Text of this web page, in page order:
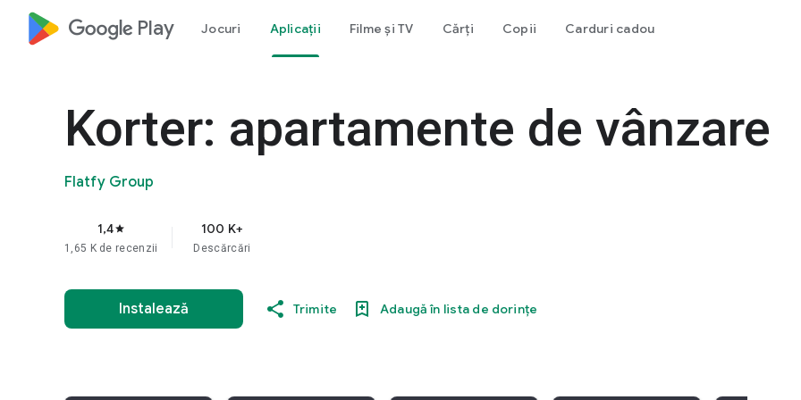
google_logo Play Jocuri Aplicații Filme și TV Cărți Copii Carduri cadou
Korter: apartamente de vânzare
Flatfy Group
1,4star
1,65 K de recenzii
100 K+
Descărcări
Instalează Trimite Adaugă în lista de dorințe